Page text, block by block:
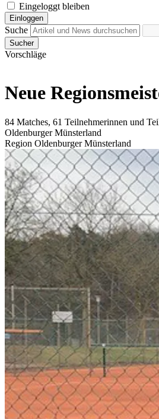
Eingeloggt bleiben
Einloggen
Suche
Sucher
Vorschläge
Neue
84 Matches, 61 Teilnehmerinnen und
Oldenburger Münsterland
Region Oldenburger Münsterland